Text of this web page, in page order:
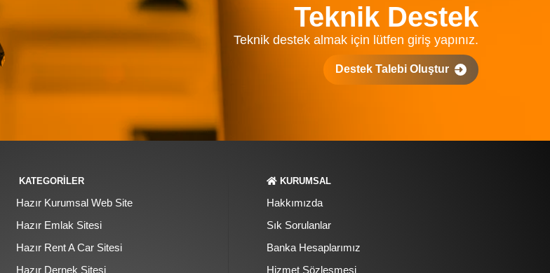
Teknik Destek
Teknik destek almak için lütfen giriş yapınız.
Destek Talebi Oluştur
KATEGORİLER
Hazır Kurumsal Web Site
Hazır Emlak Sitesi
Hazır Rent A Car Sitesi
Hazır Dernek Sitesi
KURUMSAL
Hakkımızda
Sık Sorulanlar
Banka Hesaplarımız
Hizmet Sözleşmesi